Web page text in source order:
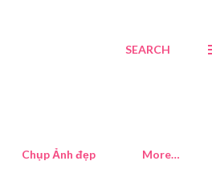
SEARCH
Chụp Ảnh đẹp More…